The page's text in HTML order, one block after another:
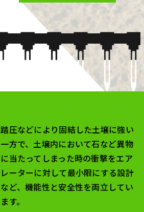
踏圧などにより固結した土壌に強い
一方で、土壌内において石など異物
に当たってしまった時の衝撃をエア
レーターに対して最小限にする設計
など、機能性と安全性を両立してい
ます。